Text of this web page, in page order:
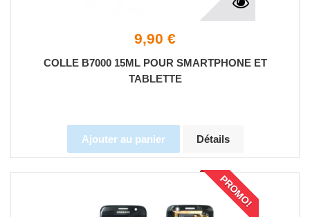
9,90 €
COLLE B7000 15ML POUR SMARTPHONE ET
TABLETTE
Ajouter au panier Détails
PROMO!